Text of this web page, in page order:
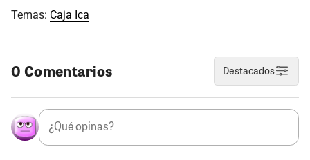
Temas: Caja Ica
0 Comentarios Destacados